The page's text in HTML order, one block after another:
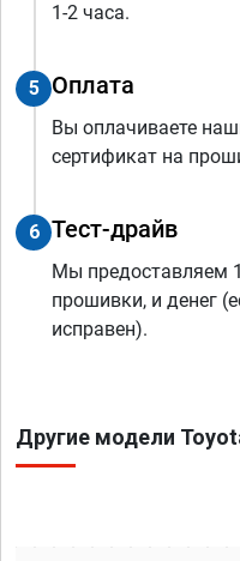
1-2 часа.
5 Оплата
Вы оплачиваете
сертификат на
6 Тест-драйв
Мы предоставляем
прошивки, и денег
исправен).
Другие модели